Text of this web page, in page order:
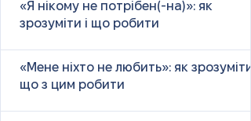
«Я нікому не потрібен(-на)»: як
зрозуміти і що робити
«Мене ніхто не любить»: як зрозуміти
що з цим робити